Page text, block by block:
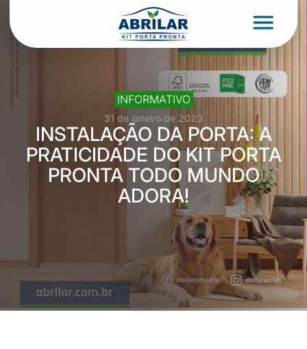
INFORMATIVO
31 de janeiro de 2023
INSTALAÇÃO DA PORTA: A
PRATICIDADE DO KIT PORTA
PRONTA TODO MUNDO
ADORA!